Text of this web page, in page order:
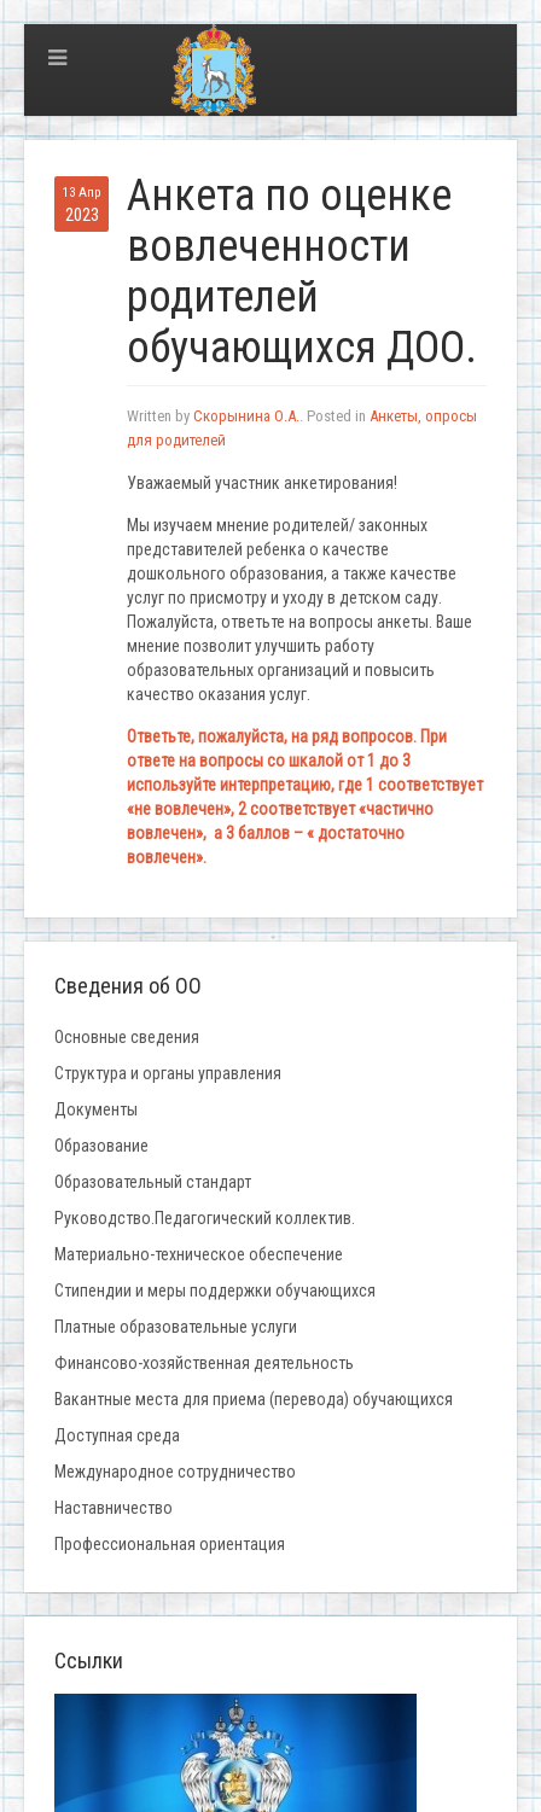
13 Апр
2023
Анкета по оценке
вовлеченности
родителей
обучающихся ДОО.
Written by Скорынина О.А.. Posted in Анкеты, опросы
для родителей
Уважаемый участник анкетирования!
Мы изучаем мнение родителей/ законных
представителей ребенка о качестве
дошкольного образования, а также качестве
услуг по присмотру и уходу в детском саду.
Пожалуйста, ответьте на вопросы анкеты. Ваше
мнение позволит улучшить работу
образовательных организаций и повысить
качество оказания услуг.
Ответьте, пожалуйста, на ряд вопросов. При
ответе на вопросы со шкалой от 1 до 3
используйте интерпретацию, где 1 соответствует
«не вовлечен», 2 соответствует «частично
вовлечен», а 3 баллов – « достаточно
вовлечен».
Сведения об ОО
Основные сведения
Структура и органы управления
Документы
Образование
Образовательный стандарт
Руководство.Педагогический коллектив.
Материально-техническое обеспечение
Стипендии и меры поддержки обучающихся
Платные образовательные услуги
Финансово-хозяйственная деятельность
Вакантные места для приема (перевода) обучающихся
Доступная среда
Международное сотрудничество
Наставничество
Профессиональная ориентация
Ссылки